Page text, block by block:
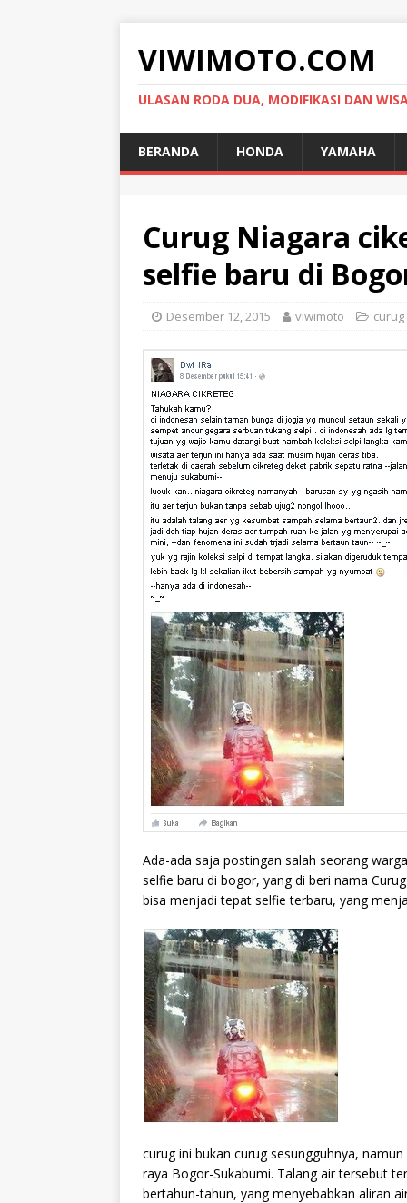
VIWIMOTO.COM
ULASAN RODA DUA, MODIFIKASI DAN
BERANDA HONDA YAMAHA
Curug Niagara
selfie baru di
Desember 12, 2015 viwimoto
Ada-ada saja postingan salah seorang
selfie baru di bogor, yang di beri nama
bisa menjadi tepat selfie terbaru, yang
curug ini bukan curug sesungguhnya,
raya Bogor-Sukabumi. Talang air tersebut
bertahun-tahun, yang menyebabkan aliran